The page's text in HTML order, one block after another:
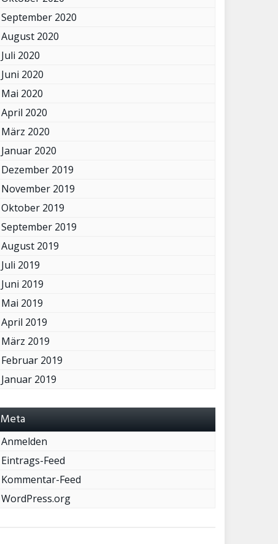
September 2020
August 2020
Juli 2020
Juni 2020
Mai 2020
April 2020
März 2020
Januar 2020
Dezember 2019
November 2019
Oktober 2019
September 2019
August 2019
Juli 2019
Juni 2019
Mai 2019
April 2019
März 2019
Februar 2019
Januar 2019
Meta
Anmelden
Eintrags-Feed
Kommentar-Feed
WordPress.org